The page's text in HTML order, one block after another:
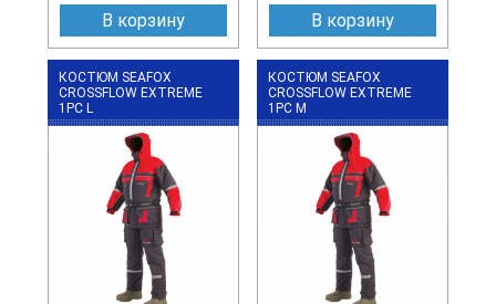
В корзину
В корзину
КОСТЮМ SEAFOX
CROSSFLOW EXTREME
1PC L
КОСТЮМ SEAFOX
CROSSFLOW EXTREME
1PC M